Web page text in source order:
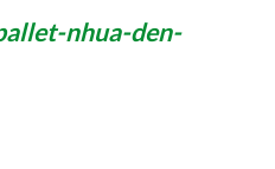
nhua-den-